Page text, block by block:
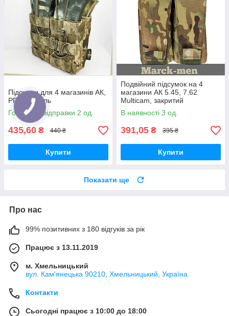
Підсумки для 4 магазинів АК,
РПК. Піксель
Готово до відправки 2 од.
435,60 ₴ 440 ₴
Купити
Подвійний підсумок на 4
магазини АК 5.45, 7.62
Multicam, закритий
В наявності 3 од.
391,05 ₴ 395 ₴
Купити
Показати ще
Про нас
99% позитивних з 180 відгуків за рік
Працює з 13.11.2019
м. Хмельницький
вул. Кам'янецька 90210, Хмельницький, Україна
Контакти
Сьогодні працює з 10:00 до 18:00